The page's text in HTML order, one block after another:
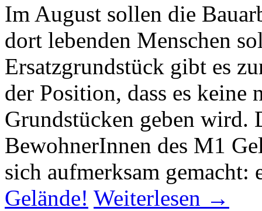
Im August sollen die
dort lebenden Menschen
Ersatzgrundstück gibt es
der Position, dass es keine
Grundstücken geben wird.
BewohnerInnen des M1
sich aufmerksam gemacht:
Gelände! Weiterlesen →